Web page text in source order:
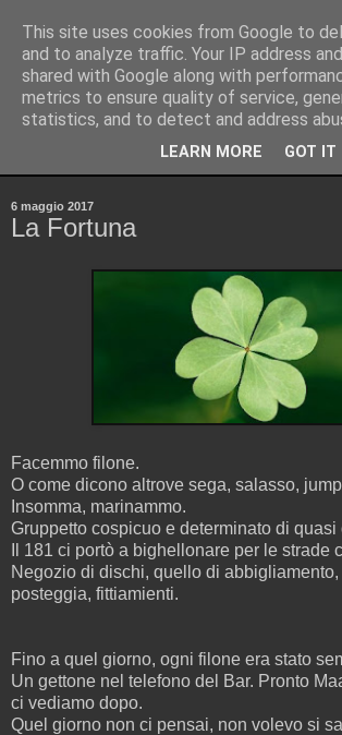
Pinellus
Pensieri in streaming, rigorosamente
6 maggio 2017
La Fortuna
Facemmo filone.
O come dicono altrove sega, salasso,
Insomma, marinammo.
Gruppetto cospicuo e determinato di quasi
Il 181 ci portò a bighellonare per le strade
Negozio di dischi, quello di
posteggia, fittiamienti.
Fino a quel giorno, ogni filone era stato
Un gettone nel telefono del Bar. Pronto
ci vediamo dopo.
Quel giorno non ci pensai, non volevo si
This site uses cookies from Google to
and to analyze traffic. Your IP address
shared with Google along with
metrics to ensure quality of service,
statistics, and to detect and address
LEARN MORE GOT IT